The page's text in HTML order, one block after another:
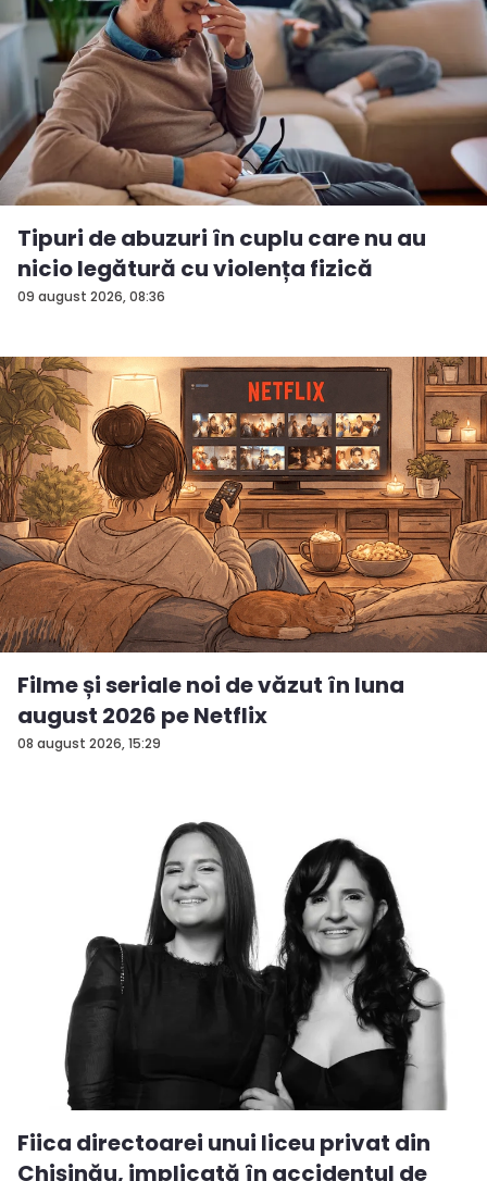
09 august 2026, 08:36
Tipuri de abuzuri în cuplu care nu au
nicio legătură cu violența fizică
08 august 2026, 15:29
Filme și seriale noi de văzut în luna
august 2026 pe Netflix
Fiica directoarei unui liceu privat din
Chișinău, implicată în accidentul de